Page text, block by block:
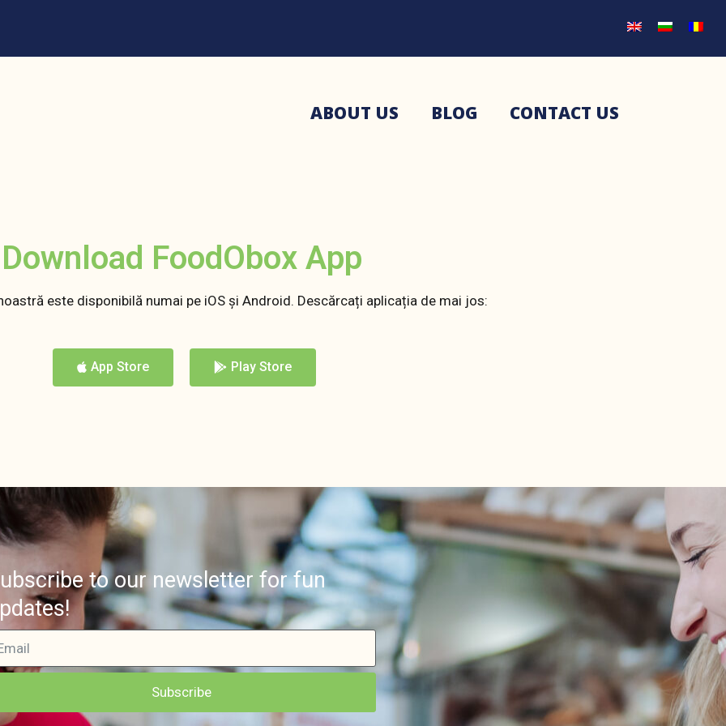
ABOUT US BLOG CONTACT US
Download FoodObox App
este disponibilă numai pe iOS și Android. Descărcați aplicația de mai jos:
App Store Play Store
to our newsletter for fun
Subscribe